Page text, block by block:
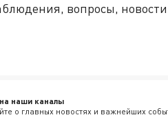
вопросы,
наши каналы
о главных новостях и важнейших